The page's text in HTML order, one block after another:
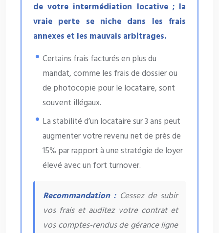
de votre intermédiation locative ; la
vraie perte se niche dans les frais
annexes et les mauvais arbitrages.
Certains frais facturés en plus du
mandat, comme les frais de dossier ou
de photocopie pour le locataire, sont
souvent illégaux.
La stabilité d’un locataire sur 3 ans peut
augmenter votre revenu net de près de
15% par rapport à une stratégie de loyer
élevé avec un fort turnover.
Recommandation :Cessez de subir
vos frais et auditez votre contrat et
vos comptes-rendus de gérance ligne